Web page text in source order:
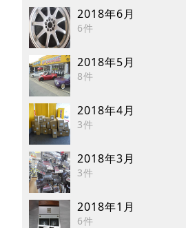
2018年6月
6件
2018年5月
8件
2018年4月
3件
2018年3月
3件
2018年1月
6件